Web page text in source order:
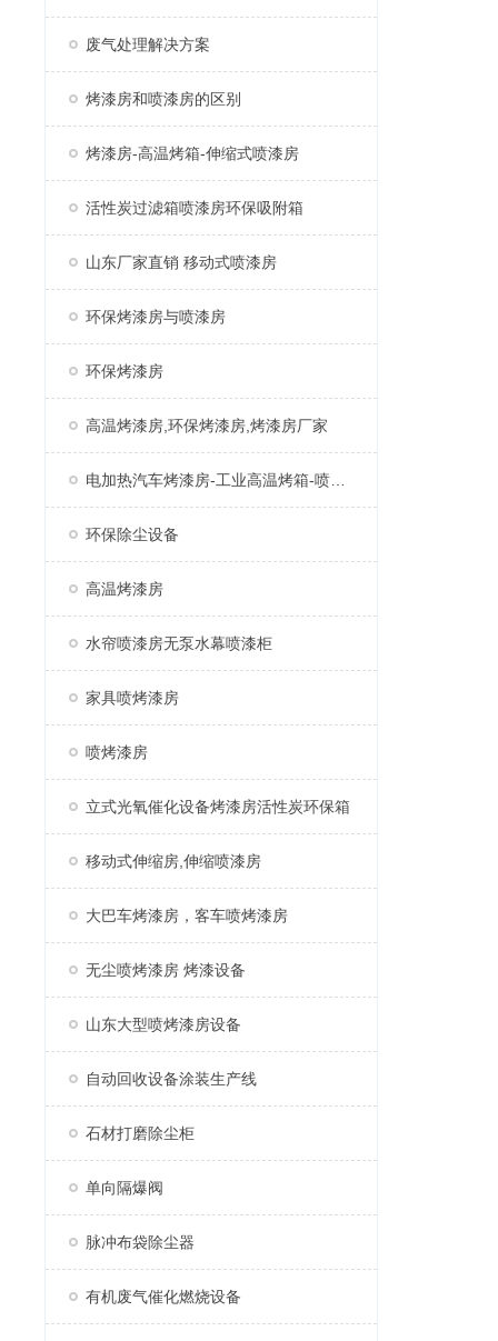
废气处理解决方案
烤漆房和喷漆房的区别
烤漆房-高温烤箱-伸缩式喷漆房
活性炭过滤箱喷漆房环保吸附箱
山东厂家直销 移动式喷漆房
环保烤漆房与喷漆房
环保烤漆房
高温烤漆房,环保烤漆房,烤漆房厂家
环保除尘设备
高温烤漆房
水帘喷漆房无泵水幕喷漆柜
家具喷烤漆房
喷烤漆房
立式光氧催化设备烤漆房活性炭环保箱
移动式伸缩房,伸缩喷漆房
大巴车烤漆房，客车喷烤漆房
无尘喷烤漆房 烤漆设备
山东大型喷烤漆房设备
自动回收设备涂装生产线
石材打磨除尘柜
单向隔爆阀
脉冲布袋除尘器
有机废气催化燃烧设备